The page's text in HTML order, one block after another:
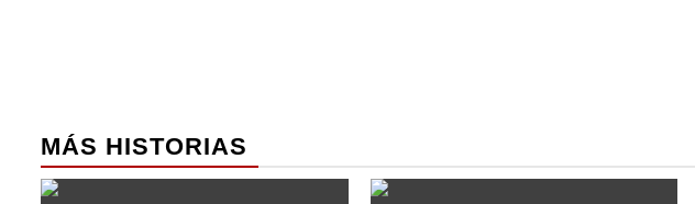
MÁS HISTORIAS